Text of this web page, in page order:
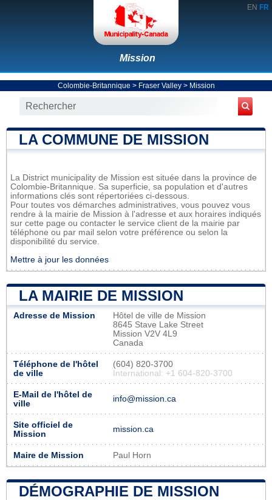
EN FR
Mission
Colombie-Britannique > Fraser Valley> Mission
LA COMMUNE DE MISSION
La District municipality de Mission est située dans la province de
Colombie-Britannique. Sa superficie, sa population et d'autres
informations clés sont répertoriées ci-dessous.
Pour toutes vos démarches administratives, vous pouvez vous
rendre à la mairie de Mission à l'adresse et aux horaires indiqués
sur cette page ou contacter le service client de la mairie par
téléphone ou par mail selon votre préférence ou selon la
disponibilité du service.
Mettre à jour les données
LA MAIRIE DE MISSION
Adresse de Mission
Hôtel de ville de Mission
8645 Stave Lake Street
Mission V2V 4L9
Canada
Téléphone de l'hôtel
de ville
(604) 820-3700
International: +1 604-820-3700
E-Mail de l'hôtel de
ville
info@mission.ca
Site officiel de
Mission
mission.ca
Maire de Mission Paul Horn
DÉMOGRAPHIE DE MISSION